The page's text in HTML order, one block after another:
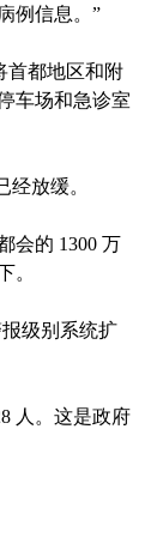
例信息。”
首都地区和附
车场和急诊室
放缓。
会的 1300 万
。
级别系统扩
人。这是政府